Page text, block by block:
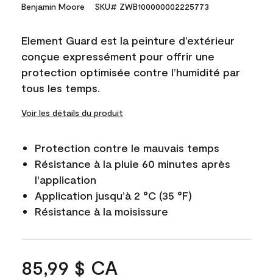
Benjamin Moore SKU# ZWB100000002225773
Element Guard est la peinture d’extérieur
conçue expressément pour offrir une
protection optimisée contre l’humidité par
tous les temps.
Voir les détails du produit
Protection contre le mauvais temps
Résistance à la pluie 60 minutes après
l'application
Application jusqu’à 2 °C (35 °F)
Résistance à la moisissure
85,99 $ CA